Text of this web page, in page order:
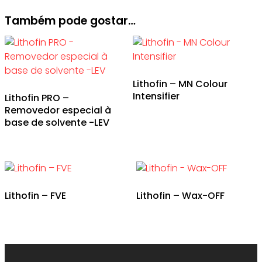
Também pode gostar…
Lithofin PRO –
Removedor especial à
base de solvente -LEV
Lithofin – MN Colour
Intensifier
Lithofin – FVE Lithofin – Wax-OFF